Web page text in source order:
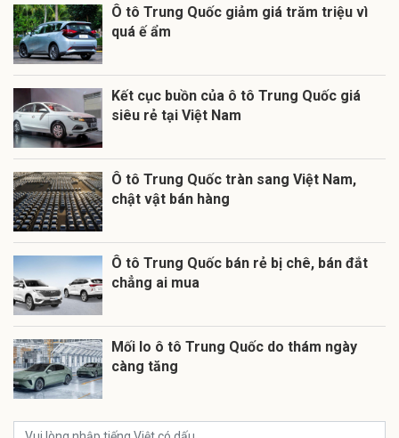
Ô tô Trung Quốc giảm giá trăm triệu vì
quá ế ẩm
Kết cục buồn của ô tô Trung Quốc giá
siêu rẻ tại Việt Nam
Ô tô Trung Quốc tràn sang Việt Nam,
chật vật bán hàng
Ô tô Trung Quốc bán rẻ bị chê, bán đắt
chẳng ai mua
Mối lo ô tô Trung Quốc do thám ngày
càng tăng